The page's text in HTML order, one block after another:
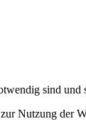
sind und
Nutzung der